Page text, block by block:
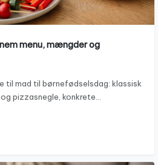
menu, mængder og
til mad til børnefødselsdag: klassisk
pizzasnegle, konkrete…